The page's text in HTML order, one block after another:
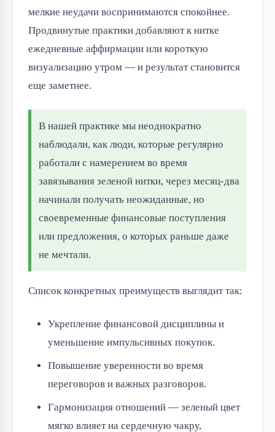
мелкие неудачи воспринимаются спокойнее.
Продвинутые практики добавляют к нитке
ежедневные аффирмации или короткую
визуализацию утром — и результат становится
еще заметнее.
В нашей практике мы неоднократно
наблюдали, как люди, которые регулярно
работали с намерением во время
завязывания зеленой нитки, через месяц-два
начинали получать неожиданные, но
своевременные финансовые поступления
или предложения, о которых раньше даже
не мечтали.
Список конкретных преимуществ выглядит так:
Укрепление финансовой дисциплины и
уменьшение импульсивных покупок.
Повышение уверенности во время
переговоров и важных разговоров.
Гармонизация отношений — зеленый цвет
мягко влияет на сердечную чакру,